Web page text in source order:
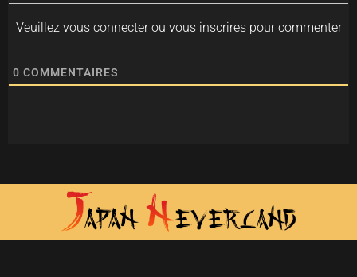
Veuillez vous connecter ou vous inscrires pour commenter
0 COMMENTAIRES